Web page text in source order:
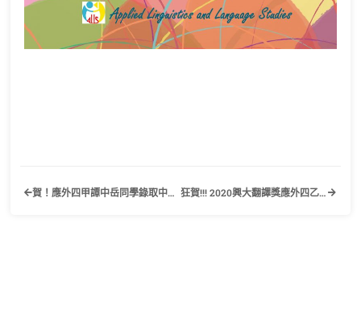
賀！應外四甲譚中岳同學錄取中原大學應用外國語文學系研究所口筆譯組 狂賀!!! 2020興大翻譯獎應外四乙柯汎柔同學榮獲英譯中組佳作